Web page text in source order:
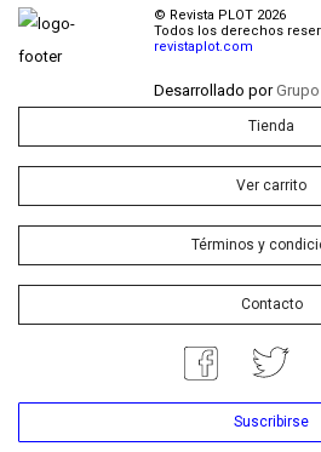
© Revista PLOT 2026
Todos los derechos
revistaplot.com
Desarrollado por
Tienda
Ver carrito
Términos y
Contacto
Suscribirse